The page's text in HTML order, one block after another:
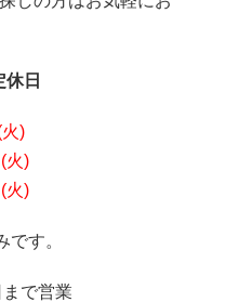
休日
)
火)
火)
す。
で営業